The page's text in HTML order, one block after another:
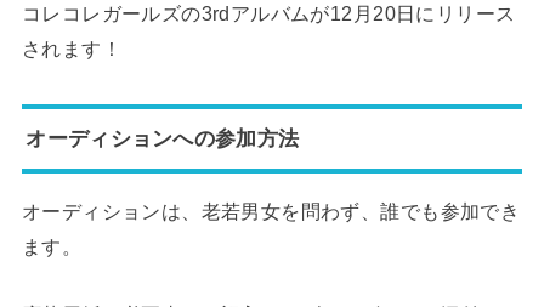
コレコレガールズの3rdアルバムが12月20日にリリース
されます！
オーディションへの参加方法
オーディションは、老若男女を問わず、誰でも参加でき
ます。